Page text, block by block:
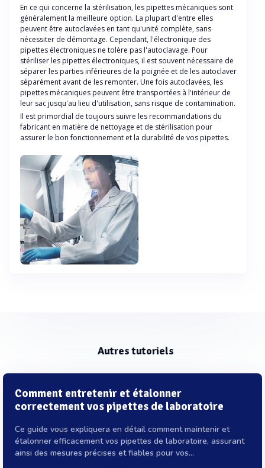
En ce qui concerne la stérilisation, les pipettes mécaniques sont
généralement la meilleure option. La plupart d'entre elles
peuvent être autoclavées en tant qu'unité complète, sans
nécessiter de démontage. Cependant, l'électronique des
pipettes électroniques ne tolère pas l'autoclavage. Pour
stériliser les pipettes électroniques, il est souvent nécessaire de
séparer les parties inférieures de la poignée et de les autoclaver
séparément avant de les remonter. Une fois autoclavées, les
pipettes mécaniques peuvent être transportées à l'intérieur de
leur sac jusqu'au lieu d'utilisation, sans risque de contamination.
Il est primordial de toujours suivre les recommandations du
fabricant en matière de nettoyage et de stérilisation pour
assurer le bon fonctionnement et la durabilité de vos pipettes.
Autres tutoriels
Comment entretenir et étalonner
correctement vos pipettes de laboratoire
Ce guide vous expliquera en détail comment maintenir et
étalonner efficacement vos pipettes de laboratoire, assurant
ainsi des mesures précises et fiables pour vos...